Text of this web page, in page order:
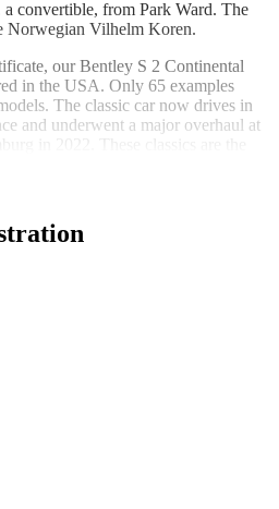
convertible, from Park Ward. The
Norwegian Vilhelm Koren.
our Bentley S 2 Continental
in the USA. Only 65 examples
The classic car now drives in
and underwent a major overhaul at
in 2022. These classics are the
the most lasting value. Superior
great performance is guaranteed!
power steering; 2 power
exterior mirror left;